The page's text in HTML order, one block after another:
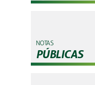
NOTAS
PÚBLICAS